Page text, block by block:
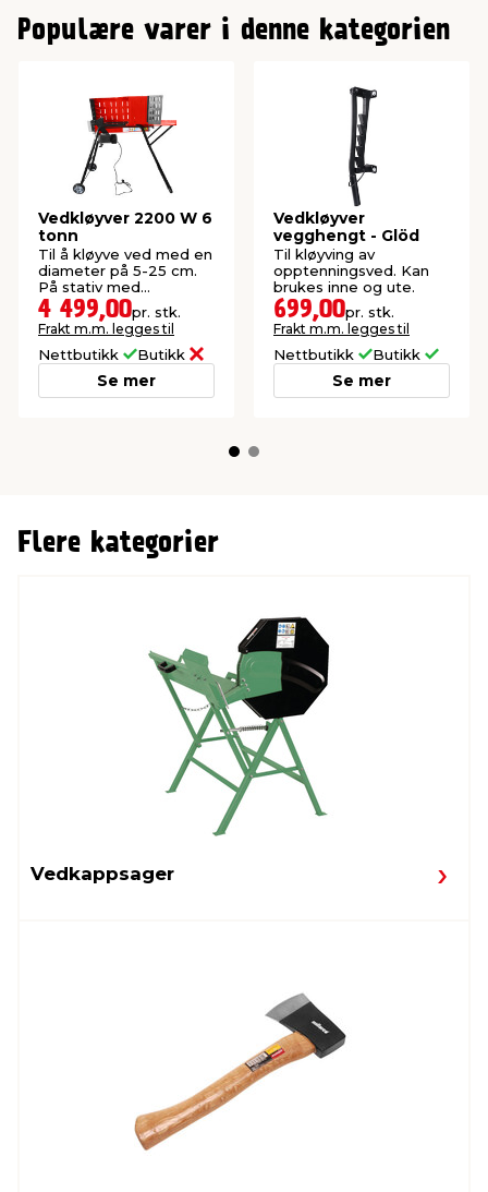
Populære varer i denne kategorien
Vedkløyver 2200 W 6
tonn
Til å kløyve ved med en
diameter på 5-25 cm.
På stativ med
sikkerhetscover.
4 499,00pr. stk.
Frakt m.m. legges til
Nettbutikk Butikk
Se mer
Vedkløyver
vegghengt - Glöd
Til kløyving av
opptenningsved. Kan
brukes inne og ute.
699,00pr. stk.
Frakt m.m. legges til
Nettbutikk Butikk
Se mer
Flere kategorier
Vedkappsager